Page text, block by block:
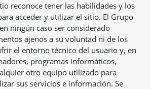
reconoce tener las habilidades y los
acceder y utilizar el sitio. El Grupo
ningún caso ser considerado
ajenos a su voluntad ni de los
el entorno técnico del usuario y, en
programas informáticos,
otro equipo utilizado para
sus servicios e información. Se